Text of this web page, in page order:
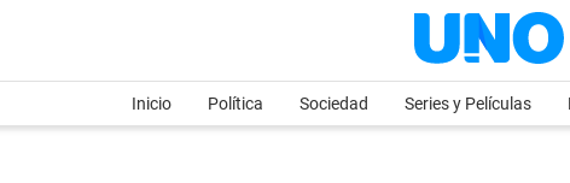
Inicio Política Sociedad Series y Películas